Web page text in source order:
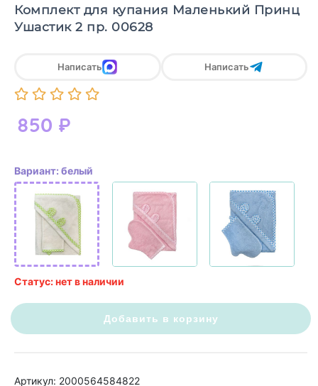
Комплект для купания Маленький Принц
Ушастик 2 пр. 00628
850 ₽
Написать Написать
Вариант: белый
Статус: нет в наличии
Добавить в корзину
Артикул: 2000564584822